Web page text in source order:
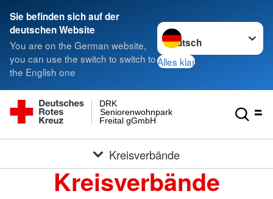
Sie befinden sich auf der
deutschen Website
You are on the German website,
you can use the switch to switch to
the English one
Sprache wechseln zu
Alles klar
Freital gGmbH
Seniorenwohnpark
DRK
Kreisverbände
Kreisverbände